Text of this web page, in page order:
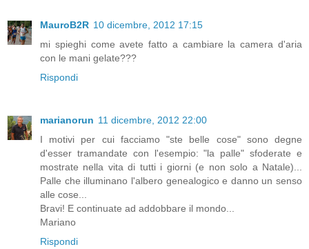
MauroB2R 10 dicembre, 2012 17:15
mi spieghi come avete fatto a cambiare la camera d'aria
con le mani gelate???
Rispondi
marianorun 11 dicembre, 2012 22:00
I motivi per cui facciamo "ste belle cose" sono degne
d'esser tramandate con l'esempio: "la palle" sfoderate e
mostrate nella vita di tutti i giorni (e non solo a Natale)...
Palle che illuminano l'albero genealogico e danno un senso
alle cose...
Bravi! E continuate ad addobbare il mondo...
Mariano
Rispondi